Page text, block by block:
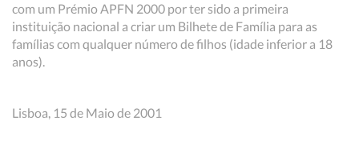
com um Prémio APFN 2000 por ter sido a primeira
instituição nacional a criar um Bilhete de Família para as
famílias com qualquer número de filhos (idade inferior a 18
anos).
Lisboa, 15 de Maio de 2001